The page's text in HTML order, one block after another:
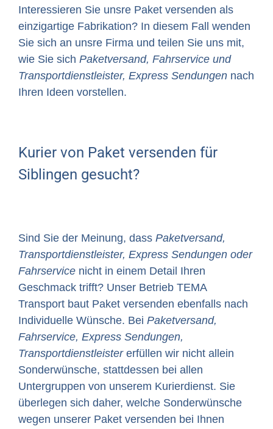
Interessieren Sie unsre Paket versenden als
einzigartige Fabrikation? In diesem Fall wenden
Sie sich an unsre Firma und teilen Sie uns mit,
wie Sie sich Paketversand, Fahrservice und
Transportdienstleister, Express Sendungen nach
Ihren Ideen vorstellen.
Kurier von Paket versenden für
Siblingen gesucht?
Sind Sie der Meinung, dass Paketversand,
Transportdienstleister, Express Sendungen oder
Fahrservice nicht in einem Detail Ihren
Geschmack trifft? Unser Betrieb TEMA
Transport baut Paket versenden ebenfalls nach
Individuelle Wünsche. Bei Paketversand,
Fahrservice, Express Sendungen,
Transportdienstleistererfüllen wir nicht allein
Sonderwünsche, stattdessen bei allen
Untergruppen von unserem Kurierdienst. Sie
überlegen sich daher, welche Sonderwünsche
wegen unserer Paket versenden bei Ihnen